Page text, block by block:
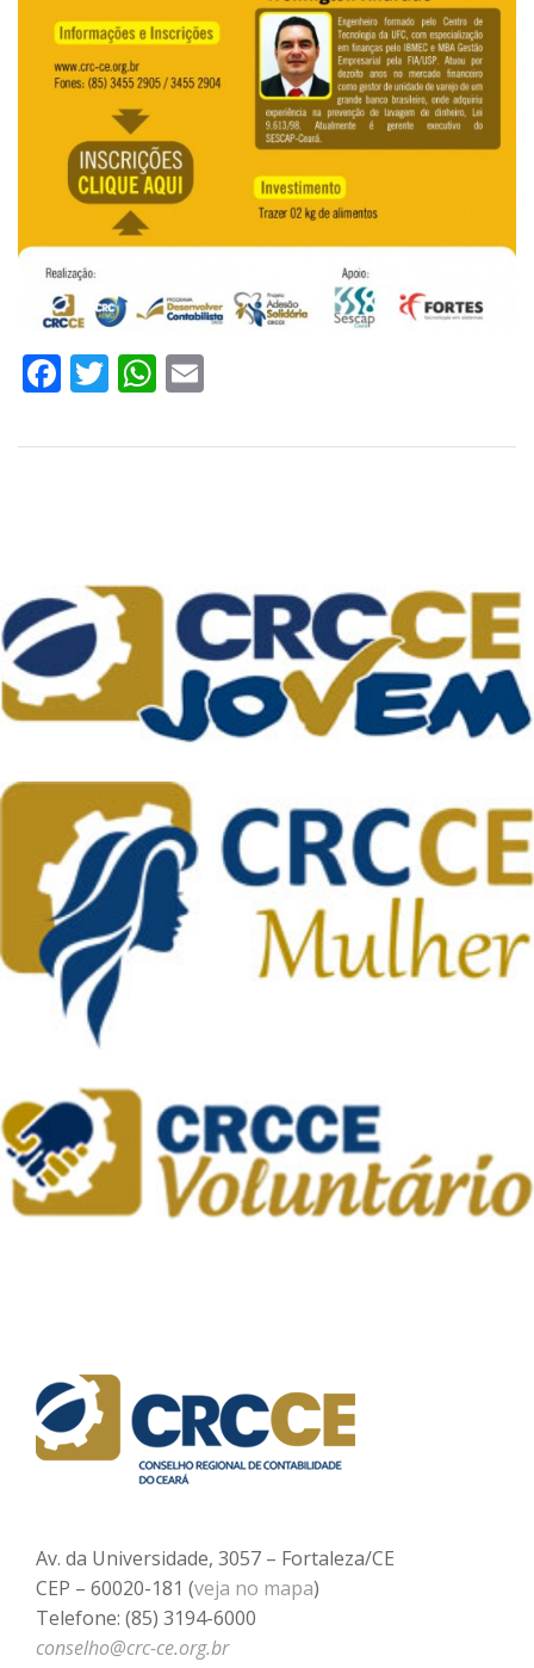
Facebook
TwitterWhatsApp
Av. da Universidade, 3057 – Fortaleza/CE
CEP – 60020-181 (veja no mapa)
Telefone: (85) 3194-6000
conselho@crc-ce.org.br